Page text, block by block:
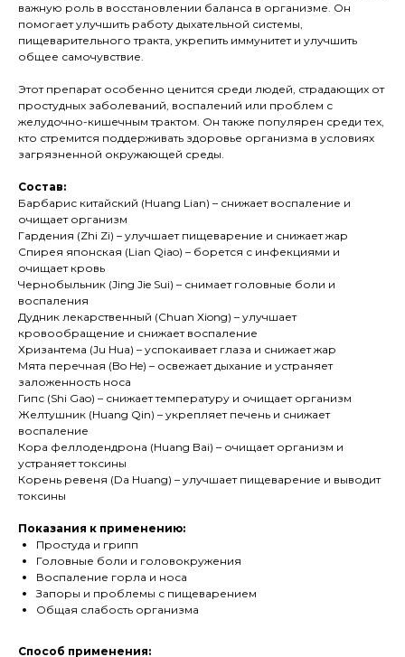
важную роль в восстановлении баланса в организме. Он
помогает улучшить работу дыхательной системы,
пищеварительного тракта, укрепить иммунитет и улучшить
общее самочувствие.
Этот препарат особенно ценится среди людей, страдающих от
простудных заболеваний, воспалений или проблем с
желудочно-кишечным трактом. Он также популярен среди тех,
кто стремится поддерживать здоровье организма в условиях
загрязненной окружающей среды.
Состав:
Барбарис китайский (Huang Lian) – снижает воспаление и
очищает организм
Гардения (Zhi Zi) – улучшает пищеварение и снижает жар
Спирея японская (Lian Qiao) – борется с инфекциями и
очищает кровь
Чернобыльник (Jing Jie Sui) – снимает головные боли и
воспаления
Дудник лекарственный (Chuan Xiong) – улучшает
кровообращение и снижает воспаление
Хризантема (Ju Hua) – успокаивает глаза и снижает жар
Мята перечная (Bo He) – освежает дыхание и устраняет
заложенность носа
Гипс (Shi Gao) – снижает температуру и очищает организм
Желтушник (Huang Qin) – укрепляет печень и снижает
воспаление
Кора феллодендрона (Huang Bai) – очищает организм и
устраняет токсины
Корень ревеня (Da Huang) – улучшает пищеварение и выводит
токсины
Показания к применению:
Простуда и грипп
Головные боли и головокружения
Воспаление горла и носа
Запоры и проблемы с пищеварением
Общая слабость организма
Способ применения: